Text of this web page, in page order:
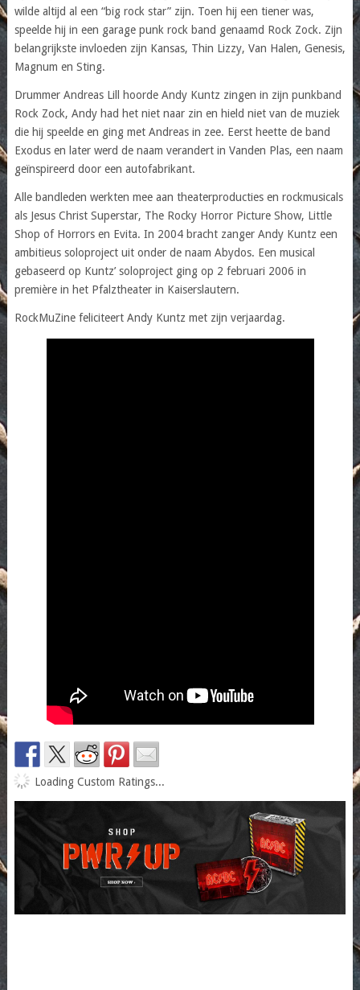
wilde altijd al een “big rock star” zijn. Toen hij een tiener was,
speelde hij in een garage punk rock band genaamd Rock Zock. Zijn
belangrijkste invloeden zijn Kansas, Thin Lizzy, Van Halen, Genesis,
Magnum en Sting.
Drummer Andreas Lill hoorde Andy Kuntz zingen in zijn punkband
Rock Zock, Andy had het niet naar zin en hield niet van de muziek
die hij speelde en ging met Andreas in zee. Eerst heette de band
Exodus en later werd de naam verandert in Vanden Plas, een naam
geïnspireerd door een autofabrikant.
Alle bandleden werkten mee aan theaterproducties en rockmusicals
als Jesus Christ Superstar, The Rocky Horror Picture Show, Little
Shop of Horrors en Evita. In 2004 bracht zanger Andy Kuntz een
ambitieus soloproject uit onder de naam Abydos. Een musical
gebaseerd op Kuntz’ soloproject ging op 2 februari 2006 in
première in het Pfalztheater in Kaiserslautern.
RockMuZine feliciteert Andy Kuntz met zijn verjaardag.
Loading Custom Ratings...